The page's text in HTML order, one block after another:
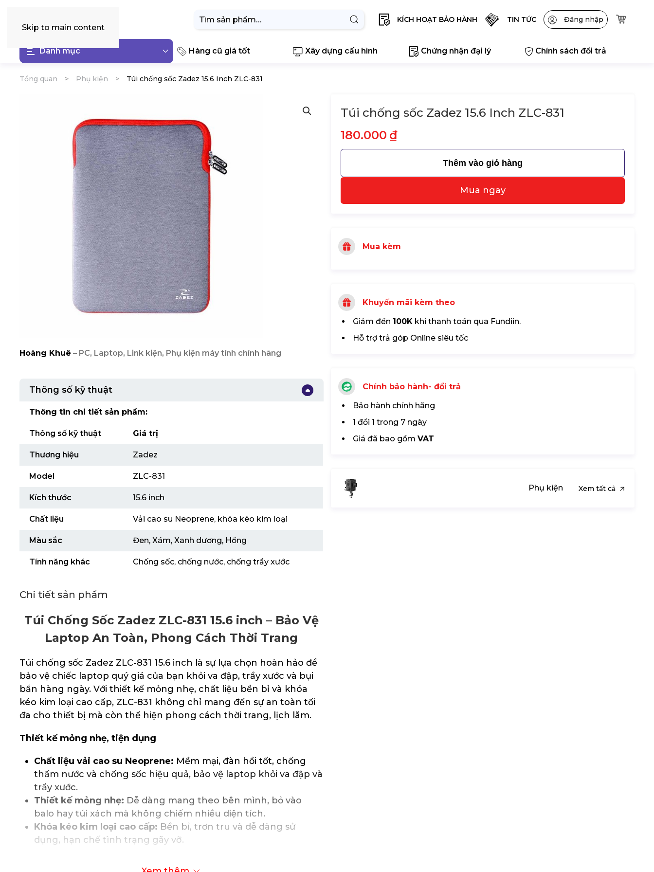
Skip to main content
Tìm
KÍCH HOẠT BẢO HÀNH TIN TỨC Đăng nhập
Danh mục Hàng cũ giá tốt Xây dựng cấu hình Chứng nhận đại lý Chính sách đổi trả
Tổng quan Phụ kiện Túi chống sốc Zadez 15.6 Inch ZLC-831
Hoàng Khuê – PC, Laptop, Link kiện, Phụ kiện máy tính chính hãng
Thông số kỹ thuật
Thông tin chi tiết sản phẩm:
Thông số kỹ thuật Giá trị
Thương hiệu Zadez
Model ZLC-831
Kích thước 15.6 inch
Chất liệu Vải cao su Neoprene, khóa kéo kim loại
Màu sắc Đen, Xám, Xanh dương, Hồng
Tính năng khác Chống sốc, chống nước, chống trầy xước
Chi tiết sản phẩm
Túi Chống Sốc Zadez ZLC-831 15.6 inch – Bảo Vệ
Laptop An Toàn, Phong Cách Thời Trang
Túi chống sốc Zadez ZLC-831 15.6 inch là sự lựa chọn hoàn hảo để
bảo vệ chiếc laptop quý giá của bạn khỏi va đập, trầy xước và bụi
bẩn hàng ngày. Với thiết kế mỏng nhẹ, chất liệu bền bỉ và khóa
kéo kim loại cao cấp, ZLC-831 không chỉ mang đến sự an toàn tối
đa cho thiết bị mà còn thể hiện phong cách thời trang, lịch lãm.
Thiết kế mỏng nhẹ, tiện dụng
Chất liệu vải cao su Neoprene: Mềm mại, đàn hồi tốt, chống
thấm nước và chống sốc hiệu quả, bảo vệ laptop khỏi va đập và
trầy xước.
Thiết kế mỏng nhẹ: Dễ dàng mang theo bên mình, bỏ vào
balo hay túi xách mà không chiếm nhiều diện tích.
Khóa kéo kim loại cao cấp: Bền bỉ, trơn tru và dễ dàng sử
dụng, hạn chế tình trạng gãy vỡ.
Túi chống sốc Zadez 15.6 Inch ZLC-831
180.000 ₫
Thêm vào giỏ hàng
Mua ngay
Mua kèm
Khuyến mãi kèm theo
Giảm đến 100K khi thanh toán qua Fundiin.
Hỗ trợ trả góp Online siêu tốc
Chính bảo hành- đổi trả
Bảo hành chính hãng
1 đổi 1 trong 7 ngày
Giá đã bao gồm VAT
Phụ kiện Xem tất cả